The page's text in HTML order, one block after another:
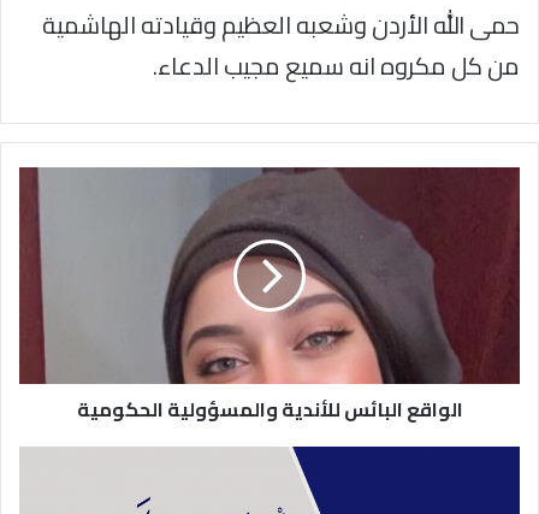
حمى الله الأردن وشعبه العظيم وقيادته الهاشمية
من كل مكروه انه سميع مجيب الدعاء.
الواقع البائس للأندية والمسؤولية الحكومية